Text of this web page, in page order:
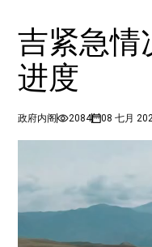
吉紧急情
进度
政府内阁 2084 08 七月